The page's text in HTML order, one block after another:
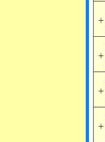
＋
＋
＋
＋